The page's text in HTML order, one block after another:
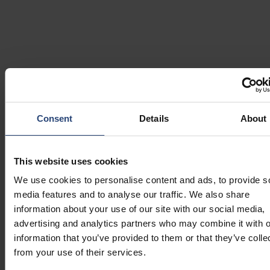
Consent Details About
This website uses cookies
We use cookies to personalise content and ads, to provide
media features and to analyse our traffic. We also share
information about your use of our site with our social media,
advertising and analytics partners who may combine it with
information that you’ve provided to them or that they’ve
from your use of their services.
Expertiză globală în ingineria ambalajelor
proiectăm, creăm prototipuri, testăm și producem soluții
același acoperiș - pentru a accelera implementarea și a
asigura calitatea și consecvența în lanțurile de
aprovizionare globale.